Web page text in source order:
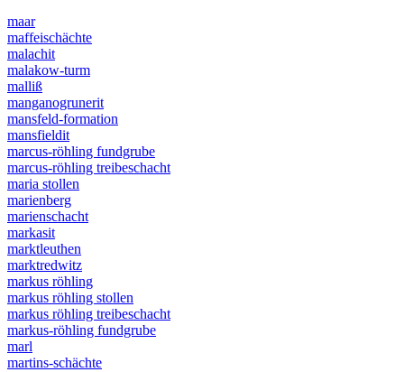
maar
maffeischächte
malachit
malakow-turm
malliß
manganogrunerit
mansfeld-formation
mansfieldit
marcus-röhling fundgrube
marcus-röhling treibeschacht
maria stollen
marienberg
marienschacht
markasit
marktleuthen
marktredwitz
markus röhling
markus röhling stollen
markus röhling treibeschacht
markus-röhling fundgrube
marl
martins-schächte